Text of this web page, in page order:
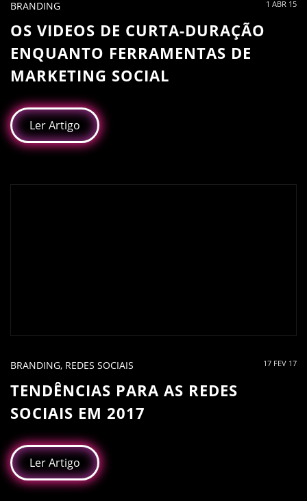
BRANDING 1 ABR 15
OS VIDEOS DE CURTA-DURAÇÃO
ENQUANTO FERRAMENTAS DE
MARKETING SOCIAL
Ler Artigo
BRANDING, REDES SOCIAIS 17 FEV 17
TENDÊNCIAS PARA AS REDES
SOCIAIS EM 2017
Ler Artigo